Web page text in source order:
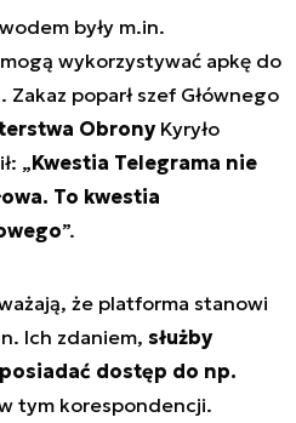
były m.in.
wykorzystywać apkę do
poparł szef Głównego
ObronyKyryło
„Kwestia Telegrama nie
To kwestia
”.
że platforma stanowi
Ich zdaniem, służby
dostęp do np.
tym korespondencji.